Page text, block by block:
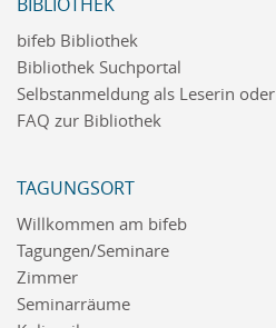
bifeb Bibliothek
Bibliothek Suchportal
Selbstanmeldung als Leserin
FAQ zur Bibliothek
TAGUNGSORT
Willkommen am bifeb
Tagungen/Seminare
Zimmer
Seminarräume